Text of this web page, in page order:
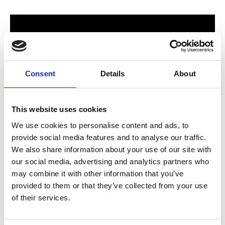
Consent Details About
This website uses cookies
We use cookies to personalise content and ads, to
provide social media features and to analyse our traffic.
We also share information about your use of our site with
our social media, advertising and analytics partners who
may combine it with other information that you’ve
provided to them or that they’ve collected from your use
of their services.
För hela familjen
2024 stod Varbergs nya butik och bygglagar klart. Förmodligen
ett av Sveriges mest välsorterade byggvaruhus som välkomnar
både dig som konsument och proffskund. Varbergs Trä har allt